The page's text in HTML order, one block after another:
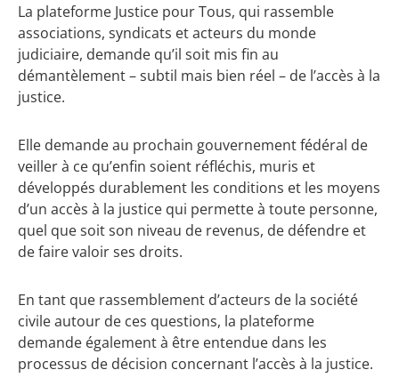
La plateforme Justice pour Tous, qui rassemble
associations, syndicats et acteurs du monde
judiciaire, demande qu’il soit mis fin au
démantèlement – subtil mais bien réel – de l’accès à la
justice.
Elle demande au prochain gouvernement fédéral de
veiller à ce qu’enfin soient réfléchis, muris et
développés durablement les conditions et les moyens
d’un accès à la justice qui permette à toute personne,
quel que soit son niveau de revenus, de défendre et
de faire valoir ses droits.
En tant que rassemblement d’acteurs de la société
civile autour de ces questions, la plateforme
demande également à être entendue dans les
processus de décision concernant l’accès à la justice.